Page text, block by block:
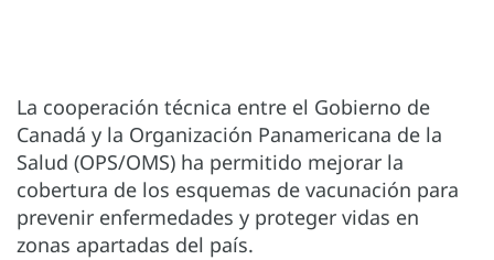
La cooperación técnica entre el Gobierno de
Canadá y la Organización Panamericana de la
Salud (OPS/OMS) ha permitido mejorar la
cobertura de los esquemas de vacunación para
prevenir enfermedades y proteger vidas en
zonas apartadas del país.